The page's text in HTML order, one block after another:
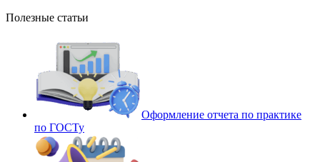
Полезные статьи
Оформление отчета по практике
по ГОСТу